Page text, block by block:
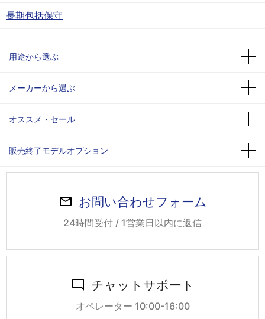
長期包括保守
用途から選ぶ
メーカーから選ぶ
オススメ・セール
販売終了モデルオプション
お問い合わせフォーム
24時間受付 / 1営業日以内に返信
チャットサポート
オペレーター 10:00-16:00